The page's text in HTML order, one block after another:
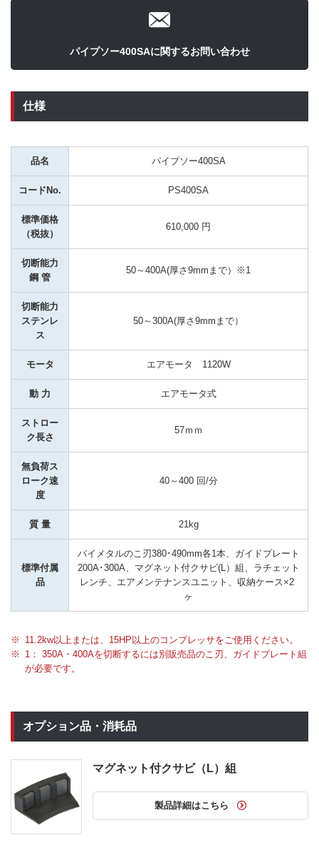
パイプソー400SAに関するお問い合わせ
仕様
品名 パイプソー400SA
コードNo. PS400SA
標準価格
（税抜）
610,000 円
切断能力
鋼 管
切断能力
ステンレ
ス
50～300A(厚さ9mmまで）
モータ エアモータ　1120W
動 力 エアモータ式
ストロー
ク長さ
57ｍｍ
無負荷ス
ローク速
度
40～400 回/分
質 量 21kg
標準付属
品
バイメタルのこ刃380･490mm各1本、ガイドプレート
200A･300A、マグネット付クサビ(L）組、ラチェット
レンチ、エアメンテナンスユニット、収納ケース×2
ヶ
11.2kw以上または、15HP以上のコンプレッサをご使用ください。
1： 350A・400Aを切断するには別販売品のこ刃、ガイドプレート組
が必要です。
オプション品・消耗品
マグネット付クサビ（L）組
製品詳細はこちら